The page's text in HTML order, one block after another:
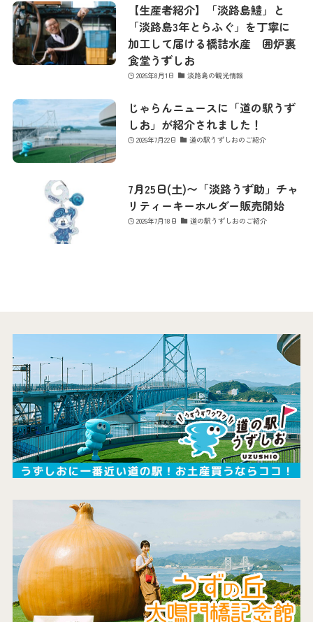
【生産者紹介】「淡路島鱧」と
「淡路島3年とらふぐ」を丁寧に
加工して届ける橋詰水産 囲炉裏
食堂うずしお
2026年8月1日 淡路島の観光情報
じゃらんニュースに「道の駅うず
しお」が紹介されました！
2026年7月22日 道の駅うずしおのご紹介
7月25日(土)〜「淡路うず助」チャ
リティーキーホルダー販売開始
2026年7月18日 道の駅うずしおのご紹介